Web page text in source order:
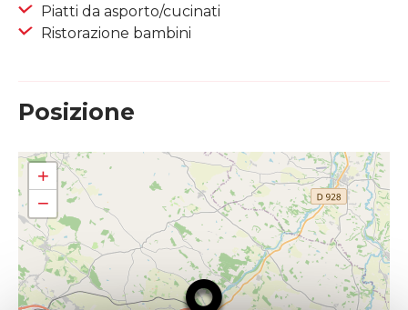
Piatti da asporto/cucinati
Ristorazione bambini
Posizione
+
−